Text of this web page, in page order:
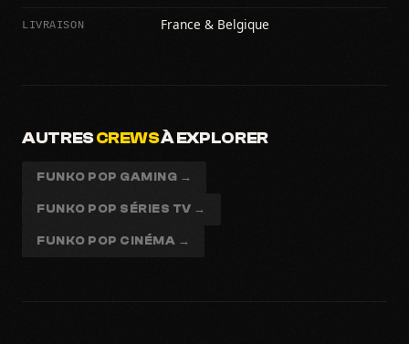
LIVRAISON France & Belgique
AUTRESCREWSÀ EXPLORER
FUNKO POP GAMING →
FUNKO POP SÉRIES TV →
FUNKO POP CINÉMA →